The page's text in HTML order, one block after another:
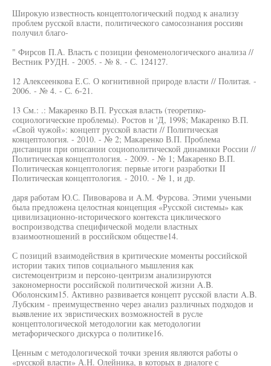
Широкую известность концептологический подход к анализу
проблем русской власти, политического самосознания россиян
получил благо-
" Фирсов П.А. Власть с позиции феноменологического анализа //
Вестник РУДН. - 2005. - № 8. - С. 124127.
12 Алексеенкова Е.С. О когнитивной природе власти // Политая. -
2006. - № 4. - С. 6-21.
13 См.: .: Макаренко В.П. Русская власть (теоретико-
социологические проблемы). Ростов н 'Д, 1998; Макаренко В.П.
«Свой чужой»: концепт русской власти // Политическая
концептология. - 2010. - № 2; Макаренко В.П. Проблема
дистанции при описании социополитической динамики России //
Политическая концептология. - 2009. - № 1; Макаренко В.П.
Политическая концептология: первые итоги разработки II
Политическая концептология. - 2010. - № 1, и др.
даря работам Ю.С. Пивоварова и A.M. Фурсова. Этими учеными
была предложена целостная концепция «Русской системы» как
цивилизационно-исторического контекста циклического
воспроизводства специфической модели властных
взаимоотношений в российском обществе14.
С позиций взаимодействия в критические моменты российской
истории таких типов социального мышления как
системоцентризм и персоно-центризм анализируются
закономерности российской политической жизни A.B.
Оболонским15. Активно развивается концепт русской власти A.B.
Лубским - преимущественно через анализ различных подходов и
выявление их эвристических возможностей в русле
концептологической методологии как методологии
метафорического дискурса о политике16.
Ценным с методологической точки зрения являются работы о
«русской власти» А.Н. Олейника, в которых в диалоге с